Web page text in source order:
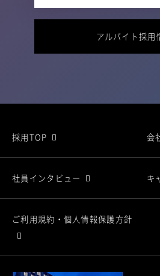
アルバイト採用
採用TOP 会
社員インタビュー キ
ご利用規約・個人情報保護方針